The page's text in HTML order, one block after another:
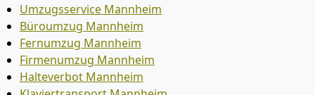
Umzugsservice Mannheim
Büroumzug Mannheim
Fernumzug Mannheim
Firmenumzug Mannheim
Halteverbot Mannheim